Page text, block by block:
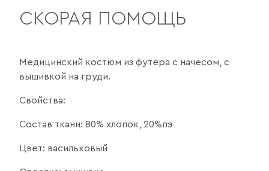
СКОРАЯ ПОМОЩЬ
Медицинский костюм из футера с начесом, с
вышивкой на груди.
Свойства:
Состав ткани: 80% хлопок, 20%пэ
Цвет: васильковый